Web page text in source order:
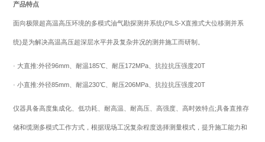
产品特点
面向极限超高温高压环境的多模式油气勘探测井系统(PILS-X直推式大位移测并系
统)是为解决高温高压超深层水平井及复杂井况的测井施工而研制。
· 大直推:外径96mm、耐温185℃、耐压172MPa、抗拉抗压强度20T
· 小直推:外径85mm、耐温230℃、耐压206MPa、抗拉抗压强度20T
仪器具备高度集成化、低功耗、耐高温、耐高压、高强度、高时效特点;具备直推存
储和缆测多模式工作方式，根据现场工况复杂程度选择测量模式，提升施工能力和